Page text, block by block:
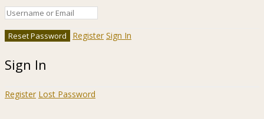
Register Sign In
Sign In
Register Lost Password